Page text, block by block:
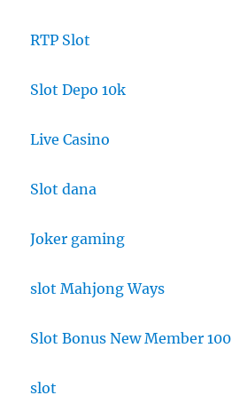
RTP Slot
Slot Depo 10k
Live Casino
Slot dana
Joker gaming
slot Mahjong Ways
Slot Bonus New Member 100
slot